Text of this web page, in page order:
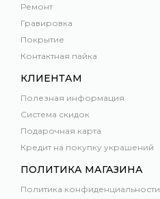
Ремонт
Гравировка
Покрытие
Контактная пайка
КЛИЕНТАМ
Полезная информация
Система скидок
Подарочная карта
Кредит на покупку украшений
ПОЛИТИКА МАГАЗИНА
Политика конфиденциальности